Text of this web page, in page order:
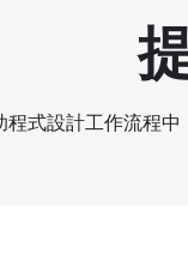
程式設計工作流程